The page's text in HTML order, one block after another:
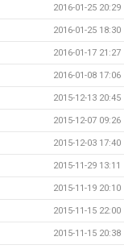
2016-01-25 20:29
2016-01-25 18:30
2016-01-17 21:27
2016-01-08 17:06
2015-12-13 20:45
2015-12-07 09:26
2015-12-03 17:40
2015-11-29 13:11
2015-11-19 20:10
2015-11-15 22:00
2015-11-15 20:38